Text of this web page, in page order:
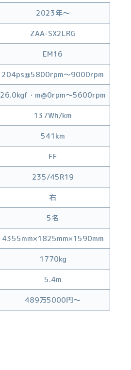
2023年〜
ZAA-SX2LRG
EM16
204ps@5800rpm〜9000rpm
26.0kgf・m@0rpm〜5600rpm
137Wh/km
541km
FF
235/45R19
右
5名
4355mm×1825mm×1590mm
1770kg
5.4m
489万5000円〜